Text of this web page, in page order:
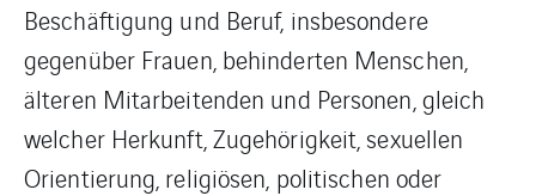
Beschäftigung und Beruf, insbesondere
gegenüber Frauen, behinderten Menschen,
älteren Mitarbeitenden und Personen, gleich
welcher Herkunft, Zugehörigkeit, sexuellen
Orientierung, religiösen, politischen oder